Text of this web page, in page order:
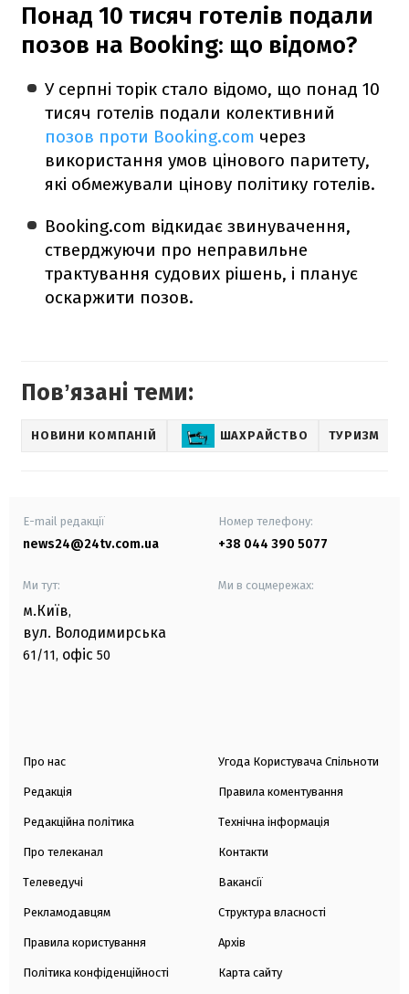
Понад 10 тисяч готелів подали
позов на Booking: що відомо?
У серпні торік стало відомо, що понад 10
тисяч готелів подали колективний
позов проти Booking.com через
використання умов цінового паритету,
які обмежували цінову політику готелів.
Booking.com відкидає звинувачення,
стверджуючи про неправильне
трактування судових рішень, і планує
оскаржити позов.
Повʼязані теми:
НОВИНИ КОМПАНІЙ ШАХРАЙСТВО ТУРИЗМ
E-mail редакції
news24@24tv.com.ua
Номер телефону:
+38 044 390 5077
Ми тут:
м.Київ,
вул. Володимирська
61/11, офіс 50
Ми в соцмережах:
Про нас
Редакція
Редакційна політика
Про телеканал
Телеведучі
Рекламодавцям
Правила користування
Політика конфіденційності
Угода Користувача Спільноти
Правила коментування
Технічна інформація
Контакти
Вакансії
Структура власності
Архів
Карта сайту